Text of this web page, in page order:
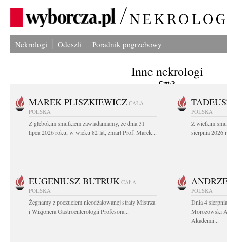
Nekrologi Odeszli Poradnik pogrzebowy
Inne nekrologi
MAREK PLISZKIEWICZ CAŁA
POLSKA
Z głębokim smutkiem zawiadamiamy, że dnia 31
lipca 2026 roku, w wieku 82 lat, zmarł Prof. Marek...
POLSKA
Z wielkim
sierpnia 2026
EUGENIUSZ BUTRUK CAŁA
POLSKA
Żegnamy z poczuciem nieodżałowanej straty Mistrza
i Wizjonera Gastroenterologii Profesora...
POLSKA
Dnia 4
Morozowski
Akademii...